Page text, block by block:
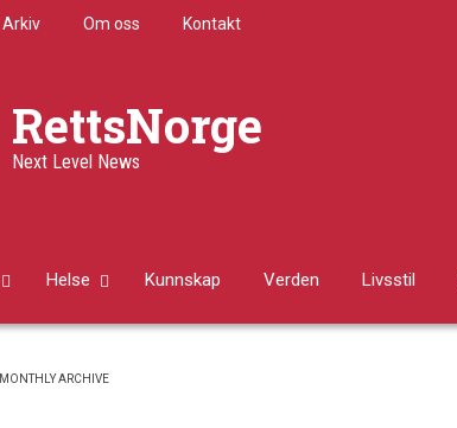
Arkiv Om oss Kontakt
RettsNorge
Next Level News
Helse Kunnskap Verden Livsstil
MONTHLY ARCHIVE